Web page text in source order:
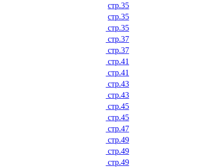
стр.35
стр.35
стр.35
стр.37
стр.37
стр.41
стр.41
стр.43
стр.43
стр.45
стр.45
стр.47
стр.49
стр.49
стр.49